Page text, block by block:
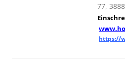
77,
https://